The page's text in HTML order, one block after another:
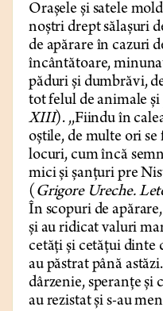
Orașele și satele
noștri drept sălașuri
de apărare în cazuri
încântătoare,
păduri și dumbrăvi,
tot felul de animale și
XIII). ,,Fiindu în
oștile, de multe ori se
locuri, cum încă
mici și șanțuri pre
( Grigore Ureche.
În scopuri de
și au ridicat valuri
cetăți și cetățui dinte
au păstrat până
dârzenie, speranțe și
au rezistat și s-au